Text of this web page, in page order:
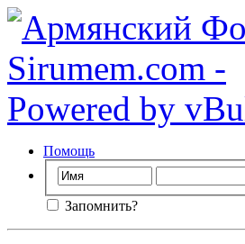
Помощь
Запомнить?